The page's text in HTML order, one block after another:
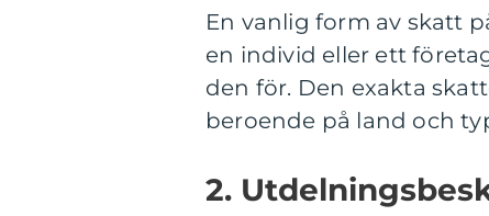
En vanlig form av skatt
en individ eller ett
den för. Den exakta
beroende på land och
2.